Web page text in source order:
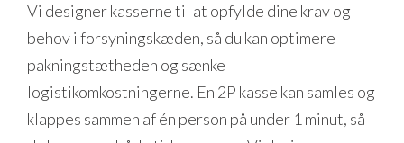
Vi designer kasserne til at opfylde dine krav og
behov i forsyningskæden, så du kan optimere
pakningstætheden og sænke
logistikomkostningerne. En 2P kasse kan samles og
klappes sammen af én person på under 1 minut, så